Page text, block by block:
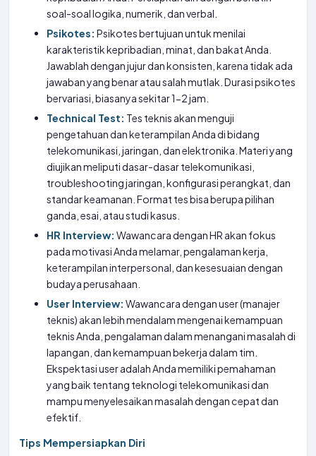
soal-soal logika, numerik, dan verbal.
Psikotes: Psikotes bertujuan untuk menilai
karakteristik kepribadian, minat, dan bakat Anda.
Jawablah dengan jujur dan konsisten, karena tidak ada
jawaban yang benar atau salah mutlak. Durasi psikotes
bervariasi, biasanya sekitar 1-2 jam.
Technical Test: Tes teknis akan menguji
pengetahuan dan keterampilan Anda di bidang
telekomunikasi, jaringan, dan elektronika. Materi yang
diujikan meliputi dasar-dasar telekomunikasi,
troubleshooting jaringan, konfigurasi perangkat, dan
standar keamanan. Format tes bisa berupa pilihan
ganda, esai, atau studi kasus.
HR Interview: Wawancara dengan HR akan fokus
pada motivasi Anda melamar, pengalaman kerja,
keterampilan interpersonal, dan kesesuaian dengan
budaya perusahaan.
User Interview: Wawancara dengan user (manajer
teknis) akan lebih mendalam mengenai kemampuan
teknis Anda, pengalaman dalam menangani masalah di
lapangan, dan kemampuan bekerja dalam tim.
Ekspektasi user adalah Anda memiliki pemahaman
yang baik tentang teknologi telekomunikasi dan
mampu menyelesaikan masalah dengan cepat dan
efektif.
Tips Mempersiapkan Diri